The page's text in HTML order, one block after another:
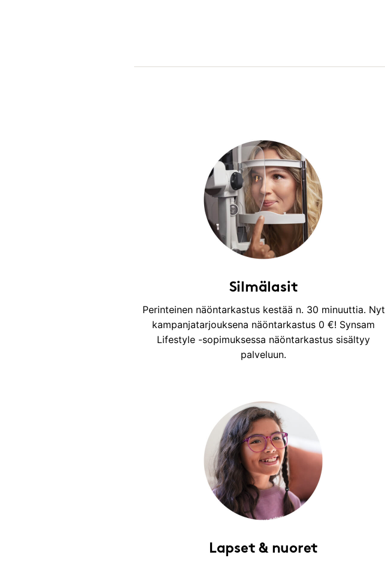
Silmälasit
Perinteinen näöntarkastus kestää n. 30 minuuttia. Nyt
kampanjatarjouksena näöntarkastus 0 €! Synsam
Lifestyle -sopimuksessa näöntarkastus sisältyy
palveluun.
Lapset & nuoret